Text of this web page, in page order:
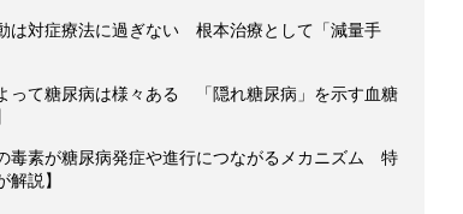
は対症療法に過ぎない 根本治療として「減量手
って糖尿病は様々ある 「隠れ糖尿病」を示す血糖
毒素が糖尿病発症や進行につながるメカニズム 特
説】